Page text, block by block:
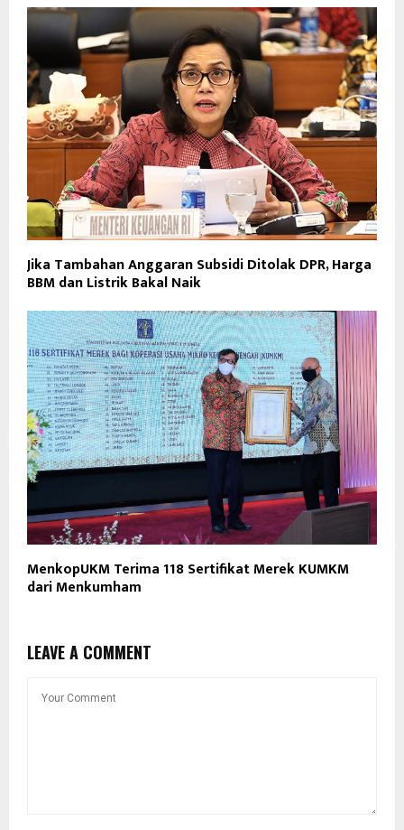
Jika Tambahan Anggaran Subsidi Ditolak DPR, Harga
BBM dan Listrik Bakal Naik
MenkopUKM Terima 118 Sertifikat Merek KUMKM
dari Menkumham
LEAVE A COMMENT